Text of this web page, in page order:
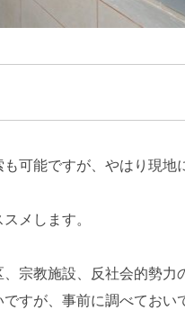
可能ですが、やはり現地
メします。
宗教施設、反社会的勢力
すが、事前に調べておい